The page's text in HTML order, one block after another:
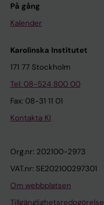
På gång
Kalender
Karolinska Institutet
171 77 Stockholm
Tel: 08-524 800 00
Fax: 08-31 11 01
Kontakta KI
Org.nr: 202100-2973
VAT.nr: SE202100297301
Om webbplatsen
Tillgänglighetsredogörelse